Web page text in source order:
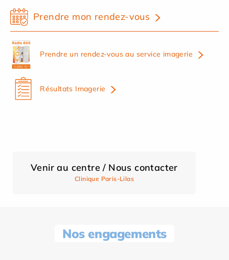
Prendre mon rendez-vous
Prendre un rendez-vous au service imagerie
Résultats Imagerie
Venir au centre / Nous contacter
Clinique Paris-Lilas
Nos engagements